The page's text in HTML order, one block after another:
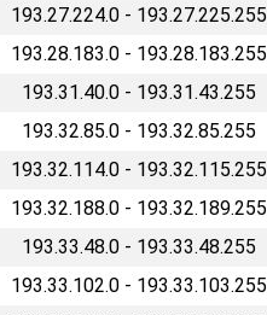
193.27.224.0 - 193.27.225.255
193.28.183.0 - 193.28.183.255
193.31.40.0 - 193.31.43.255
193.32.85.0 - 193.32.85.255
193.32.114.0 - 193.32.115.255
193.32.188.0 - 193.32.189.255
193.33.48.0 - 193.33.48.255
193.33.102.0 - 193.33.103.255